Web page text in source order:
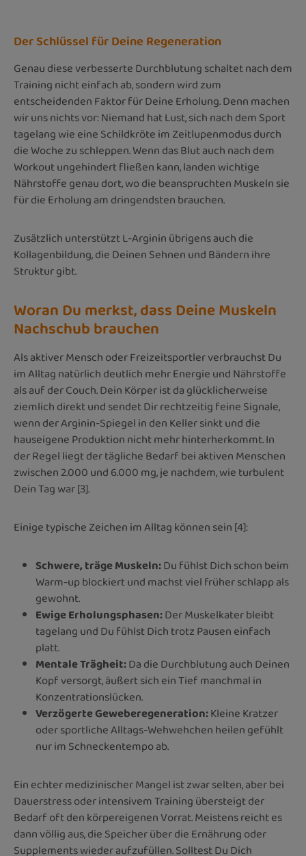
Der Schlüssel für Deine Regeneration
Genau diese verbesserte Durchblutung schaltet nach dem
Training nicht einfach ab, sondern wird zum
entscheidenden Faktor für Deine Erholung. Denn machen
wir uns nichts vor: Niemand hat Lust, sich nach dem Sport
tagelang wie eine Schildkröte im Zeitlupenmodus durch
die Woche zu schleppen. Wenn das Blut auch nach dem
Workout ungehindert fließen kann, landen wichtige
Nährstoffe genau dort, wo die beanspruchten Muskeln sie
für die Erholung am dringendsten brauchen.
Zusätzlich unterstützt L-Arginin übrigens auch die
Kollagenbildung, die Deinen Sehnen und Bändern ihre
Struktur gibt.
Woran Du merkst, dass Deine Muskeln
Nachschub brauchen
Als aktiver Mensch oder Freizeitsportler verbrauchst Du
im Alltag natürlich deutlich mehr Energie und Nährstoffe
als auf der Couch. Dein Körper ist da glücklicherweise
ziemlich direkt und sendet Dir rechtzeitig feine Signale,
wenn der Arginin-Spiegel in den Keller sinkt und die
hauseigene Produktion nicht mehr hinterherkommt. In
der Regel liegt der tägliche Bedarf bei aktiven Menschen
zwischen 2.000 und 6.000 mg, je nachdem, wie turbulent
Dein Tag war [3].
Einige typische Zeichen im Alltag können sein [4]:
Schwere, träge Muskeln:Du fühlst Dich schon beim
Warm-up blockiert und machst viel früher schlapp als
gewohnt.
Ewige Erholungsphasen:Der Muskelkater bleibt
tagelang und Du fühlst Dich trotz Pausen einfach
platt.
Mentale Trägheit:Da die Durchblutung auch Deinen
Kopf versorgt, äußert sich ein Tief manchmal in
Konzentrationslücken.
Verzögerte Geweberegeneration:Kleine Kratzer
oder sportliche Alltags-Wehwehchen heilen gefühlt
nur im Schneckentempo ab.
Ein echter medizinischer Mangel ist zwar selten, aber bei
Dauerstress oder intensivem Training übersteigt der
Bedarf oft den körpereigenen Vorrat. Meistens reicht es
dann völlig aus, die Speicher über die Ernährung oder
Supplements wieder aufzufüllen. Solltest Du Dich